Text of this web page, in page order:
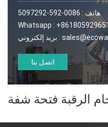
هاتف : 0086-592-5097292
Whatsapp :
بريد إلكتروني :
اتصل بنا
الرقبة فتحة شفة